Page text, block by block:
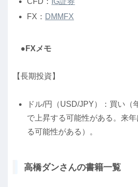
FX： DMMFX
●FXメモ
【長期投資】
ドル/円（USD/JPY）：買い（
で上昇する可能性がある。来
る可能性がある）。
高橋ダンさんの書籍一覧